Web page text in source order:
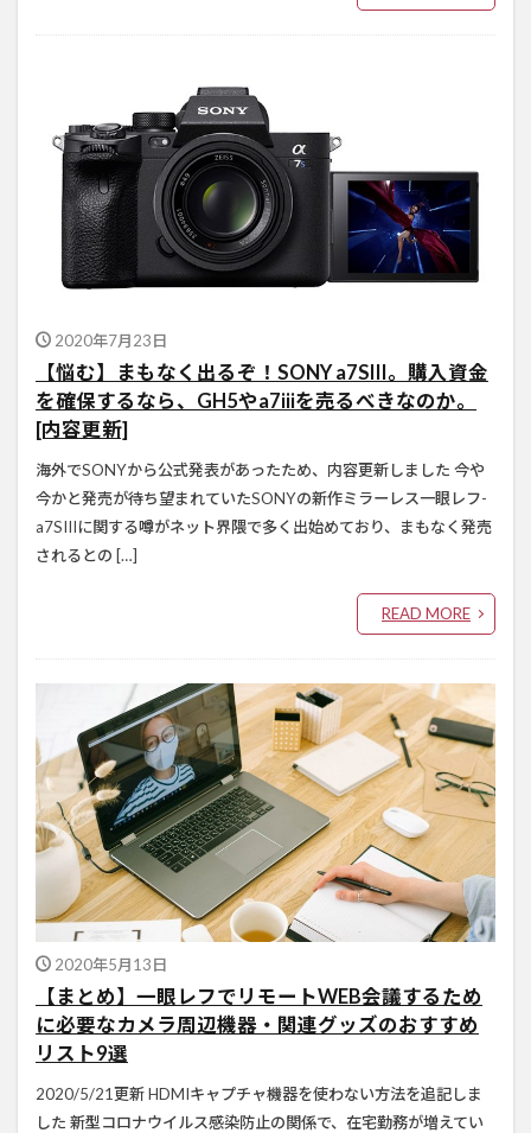
2020年7月23日
【悩む】まもなく出るぞ！SONY a7SIII。購入資金
を確保するなら、GH5やa7iiiを売るべきなのか。
[内容更新]
海外でSONYから公式発表があったため、内容更新しました 今や
今かと発売が待ち望まれていたSONYの新作ミラーレス一眼レフ-
a7SIIIに関する噂がネット界隈で多く出始めており、まもなく発売
されるとの […]
READ MORE
2020年5月13日
【まとめ】一眼レフでリモートWEB会議するため
に必要なカメラ周辺機器・関連グッズのおすすめ
リスト9選
2020/5/21更新 HDMIキャプチャ機器を使わない方法を追記しま
した 新型コロナウイルス感染防止の関係で、在宅勤務が増えてい